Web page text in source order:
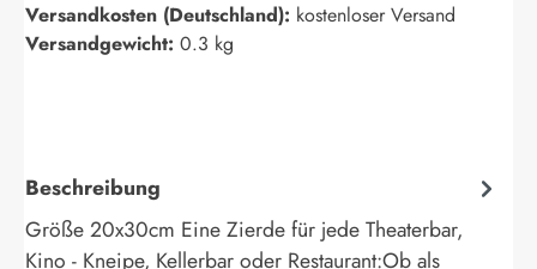
Versandkosten (Deutschland): kostenloser Versand
Versandgewicht: 0.3 kg
Beschreibung
Größe 20x30cm Eine Zierde für jede Theaterbar,
Kino - Kneipe, Kellerbar oder Restaurant:Ob als